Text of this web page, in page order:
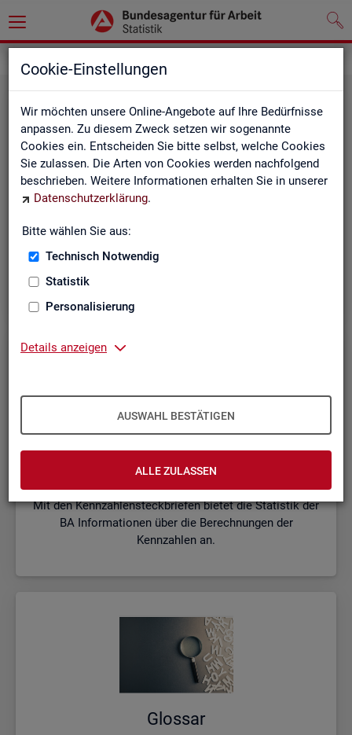
Cookie-Einstellungen
Wir möchten unsere Online-Angebote auf Ihre Bedürfnisse
anpassen. Zu diesem Zweck setzen wir sogenannte
Cookies ein. Entscheiden Sie bitte selbst, welche Cookies
Sie zulassen. Die Arten von Cookies werden nachfolgend
beschrieben. Weitere Informationen erhalten Sie in unserer
Datenschutzerklärung.
Bitte wählen Sie aus:
Technisch Notwendig
Statistik
Personalisierung
Details anzeigen
AUSWAHL BESTÄTIGEN
ALLE ZULASSEN
Die Kurzinformationen geben einen schnellen Überblick
über die Fachstatistiken der Statistik der BA.
Mit den Kennzahlensteckbriefen bietet die Statistik der
BA Informationen über die Berechnungen der
Kennzahlen an.
Glos­sar